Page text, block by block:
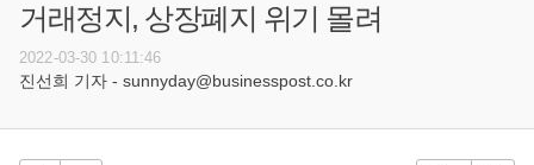
거래정지, 상장폐지 위기 몰려
2022-03-30 10:11:46
진선희 기자 - sunnyday@businesspost.co.kr